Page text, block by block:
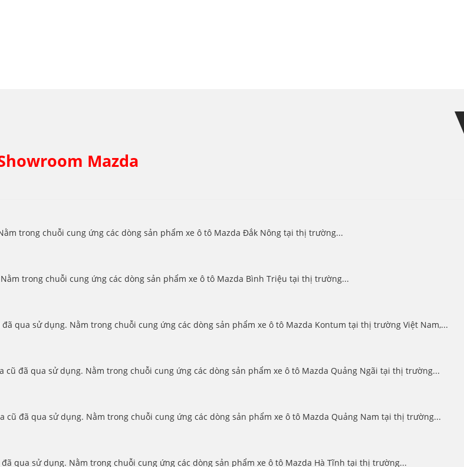
Mazda
trong chuỗi cung ứng các dòng sản phẩm xe ô tô Mazda Đắk Nông tại thị trường...
trong chuỗi cung ứng các dòng sản phẩm xe ô tô Mazda Bình Triệu tại thị trường...
qua sử dụng. Nằm trong chuỗi cung ứng các dòng sản phẩm xe ô tô Mazda Kontum tại thị trường Việt Nam,...
đã qua sử dụng. Nằm trong chuỗi cung ứng các dòng sản phẩm xe ô tô Mazda Quảng Ngãi tại thị trường...
cũ đã qua sử dụng. Nằm trong chuỗi cung ứng các dòng sản phẩm xe ô tô Mazda Quảng Nam tại thị trường...
qua sử dụng. Nằm trong chuỗi cung ứng các dòng sản phẩm xe ô tô Mazda Hà Tĩnh tại thị trường...